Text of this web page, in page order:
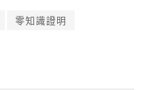
零知識證明